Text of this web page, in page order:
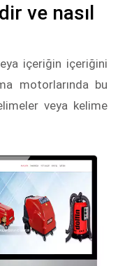
ve nasıl
içeriğin içeriğini
motorlarında bu
veya kelime